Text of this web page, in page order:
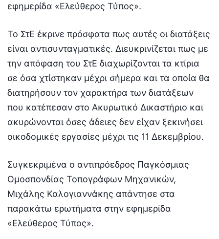
εφημερίδα «Ελεύθερος Τύπος».
Το ΣτΕ έκρινε πρόσφατα πως αυτές οι διατάξεις
είναι αντισυνταγματικές. Διευκρινίζεται πως με
την απόφαση του ΣτΕ διαχωρίζονται τα κτίρια
σε όσα χτίστηκαν μέχρι σήμερα και τα οποία θα
διατηρήσουν τον χαρακτήρα των διατάξεων
που κατέπεσαν στο Ακυρωτικό Δικαστήριο και
ακυρώνονται όσες άδειες δεν είχαν ξεκινήσει
οικοδομικές εργασίες μέχρι τις 11 Δεκεμβρίου.
Συγκεκριμένα ο αντιπρόεδρος Παγκόσμιας
Ομοσπονδίας Τοπογράφων Μηχανικών,
Μιχάλης Καλογιαννάκης απάντησε στα
παρακάτω ερωτήματα στην εφημερίδα
«Ελεύθερος Τύπος».